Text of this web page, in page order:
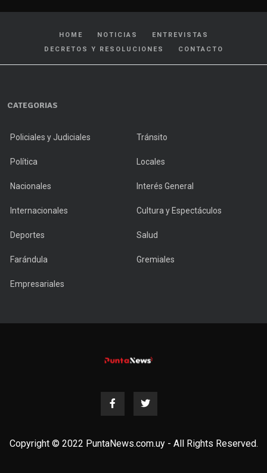
HOME NOTICIAS
ENTREVISTAS
DECRETOS Y RESOLUCIONES
CONTACTO
CATEGORIAS
Policiales y Judiciales Tránsito
Política Locales
Nacionales Interés General
Internacionales Cultura y Espectáculos
Deportes Salud
Farándula Gremiales
Empresariales
Copyright © 2022 PuntaNews.com.uy - All Rights Reserved.